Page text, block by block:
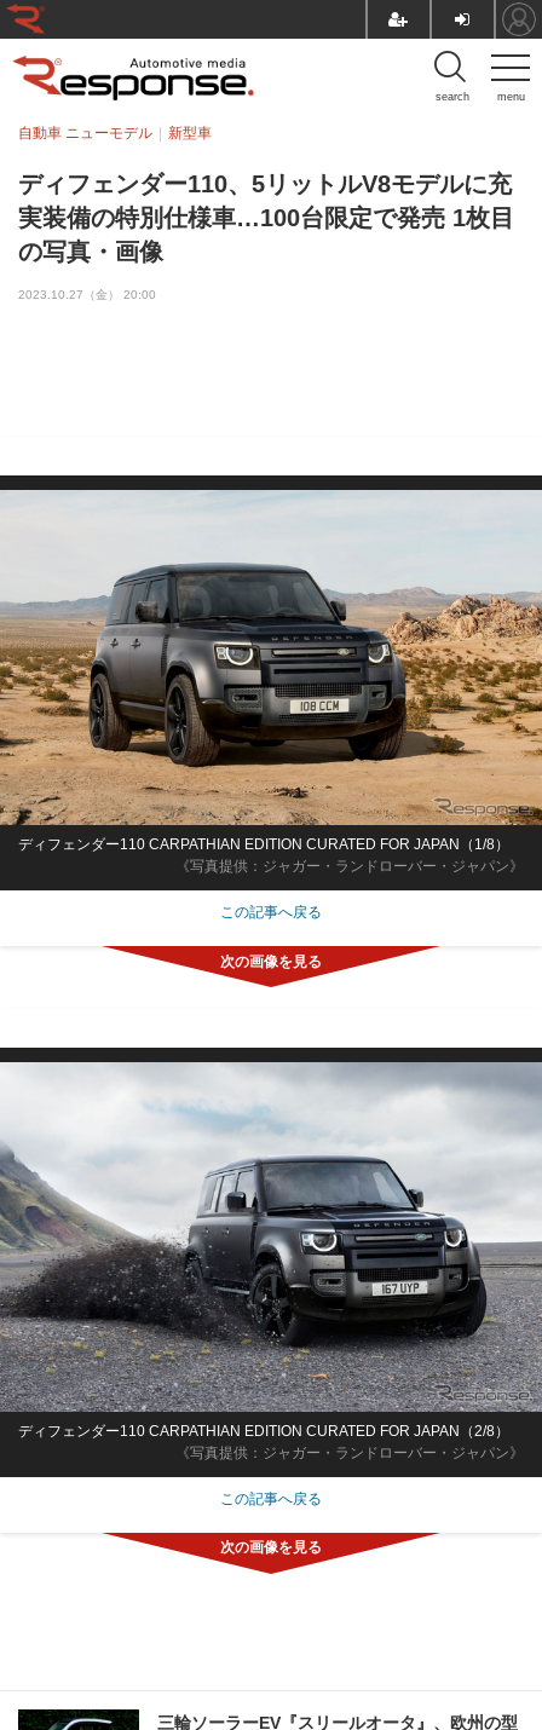
menu
search
ディフェンダー110、5リットルV8モデルに充
実装備の特別仕様車…100台限定で発売 1枚目
の写真・画像
自動車 ニューモデル 新型車
2023.10.27（金） 20:00
《写真提供：ジャガー・ランドローバー・ジャパン》
ディフェンダー110 CARPATHIAN EDITION CURATED FOR JAPAN（1/8）
この記事へ戻る
《写真提供：ジャガー・ランドローバー・ジャパン》
ディフェンダー110 CARPATHIAN EDITION CURATED FOR JAPAN（2/8）
この記事へ戻る
三輪ソーラーEV『スリールオータ』、欧州の型